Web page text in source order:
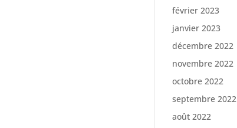
février 2023
janvier 2023
décembre 2022
novembre 2022
octobre 2022
septembre 2022
août 2022